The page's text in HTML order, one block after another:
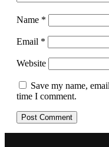
Name *
Email *
Website
Save my name,
time I comment.